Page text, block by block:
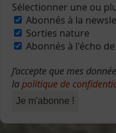
Sélectionner une ou
Abonnés à la
Sorties nature
Abonnés à l'écho
J’accepte que mes
lapolitique de